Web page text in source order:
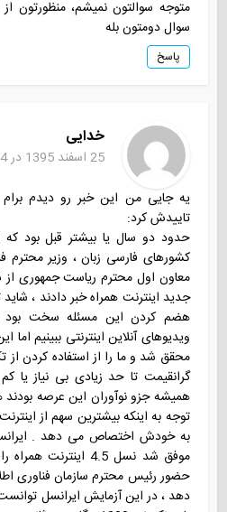
متوجه سوالتون نمیشم، منظورتون
سوال دومتون بله
پاسخ
خدایی
25 اسفند 1395 در 10:14 ق.ظ
یه جایی من این خبر رو دیدم
تاییدش کرد:
حدود دو سال یا بیشتر قبل بود که
کشورهای فارسی زبان ، وزیر محترم
معاون اول محترم ریاست جمهوری
جدید اینترنت همراه خبر دادند ،
هضم کردن این مسئله سخت بود
ویدیوهای آنلاین اینترنتی ببینیم
محقق شد و ما را از استفاده کردن
گرانقیمت تا حد زیادی بی نیاز یا
همیشه جزو نوآوران این عرصه بودند
توجه به اینکه بیشترین سهم از
موفق شد نسل 4.5
حضور رئیس محترم سازمان فناوری
دهد ، در این آزمایش ایرانسل